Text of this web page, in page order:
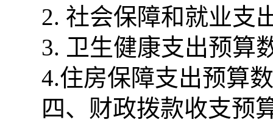
2. 社会保障和就业支
3. 卫生健康支出预算
4.住房保障支出预算
四、财政拨款收支预